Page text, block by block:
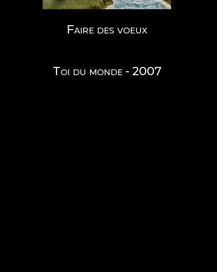
Faire des voeux
Toi du monde - 2007